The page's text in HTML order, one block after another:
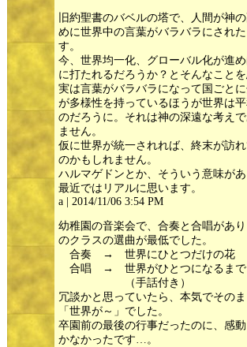
旧約聖書のバベルの塔で、人間が神
めに世界中の言葉がバラバラにされ
す。
今、世界均一化、グローバル化が進
に打たれるだろうか？とそんなことを
実は言葉がバラバラになって国ごと
が多様性を持っているほうが世界は
のだろうに。それは神の深遠な考え
ません。
仮に世界が統一されれば、終末が訪
のかもしれません。
ハルマゲドンとか、そういう意味が
最近ではリアルに思います。
a | 2014/11/06 3:54 PM
幼稚園の音楽会で、合奏と合唱があ
のクラスの選曲が最低でした。
合奏 → 世界にひとつだけの花
合唱 → 世界がひとつになるまで
（手話付き）
冗談かと思っていたら、本気でそのま
「世界が～」でした。
卒園前の最後の行事だったのに、感
かなかったです…。